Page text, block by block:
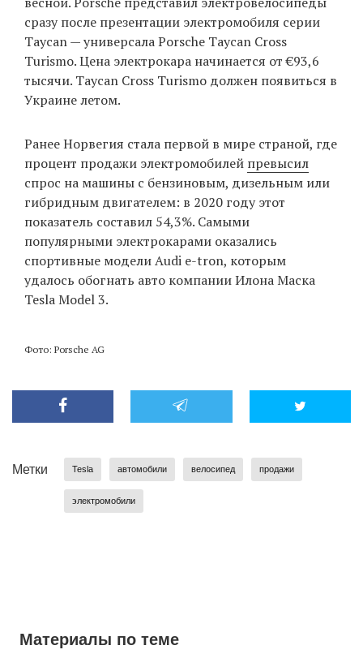
сразу после презентации электромобиля серии
Taycan — универсала Porsche Taycan Cross
Turismo. Цена электрокара начинается от €93,6
тысячи. Taycan Cross Turismo должен появиться в
Украине летом.
Ранее Норвегия стала первой в мире страной, где
процент продажи электромобилей превысил
спрос на машины с бензиновым, дизельным или
гибридным двигателем: в 2020 году этот
показатель составил 54,3%. Самыми
популярными электрокарами оказались
спортивные модели Audi e-tron, которым
удалось обогнать авто компании Илона Маска
Tesla Model 3.
Фото: Porsche AG
Метки Tesla автомобили велосипед продажи
электромобили
Материалы по теме